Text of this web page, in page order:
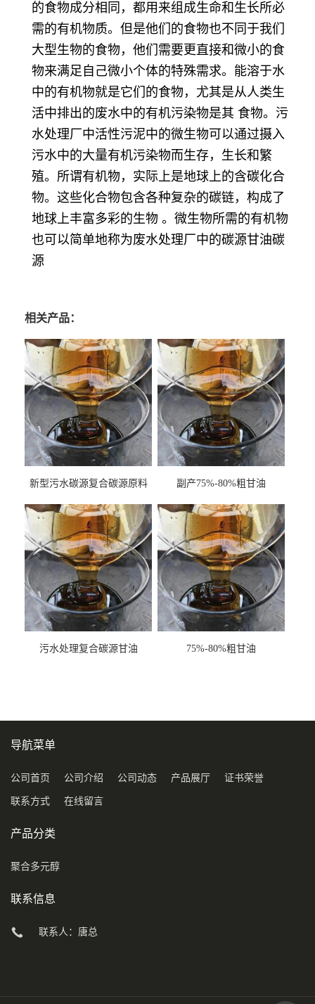
的食物成分相同，都用来组成生命和生长所必
需的有机物质。但是他们的食物也不同于我们
大型生物的食物，他们需要更直接和微小的食
物来满足自己微小个体的特殊需求。能溶于水
中的有机物就是它们的食物，尤其是从人类生
活中排出的废水中的有机污染物是其 食物。污
水处理厂中活性污泥中的微生物可以通过摄入
污水中的大量有机污染物而生存，生长和繁
殖。所谓有机物，实际上是地球上的含碳化合
物。这些化合物包含各种复杂的碳链，构成了
地球上丰富多彩的生物 。微生物所需的有机物
也可以简单地称为废水处理厂中的碳源甘油碳
源
相关产品：
新型污水碳源复合碳源原料
副产75%-80%粗甘油
污水处理复合碳源甘油
75%-80%粗甘油
导航菜单
公司首页 公司介绍 公司动态 产品展厅 证书荣誉
联系方式 在线留言
产品分类
聚合多元醇
联系信息
联系人：唐总